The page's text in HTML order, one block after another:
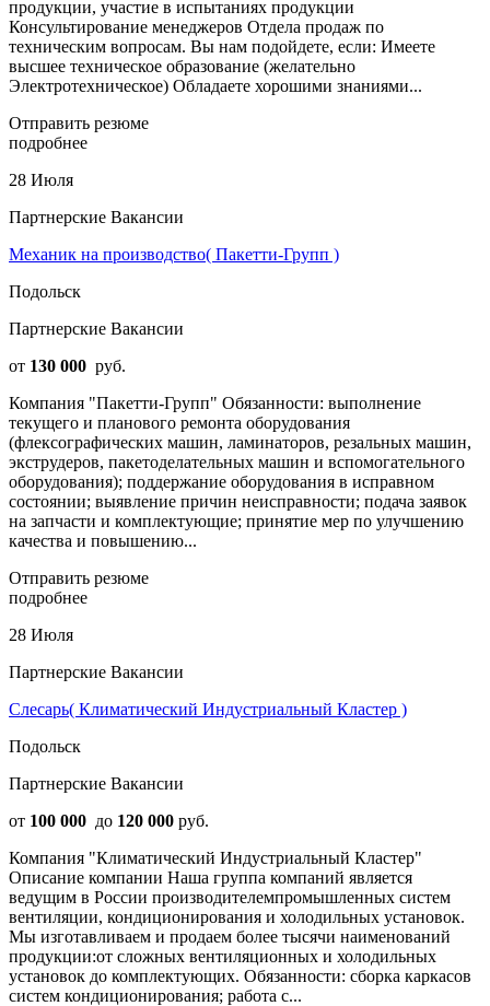
продукции, участие в испытаниях продукции
Консультирование менеджеров Отдела продаж по
техническим вопросам. Вы нам подойдете, если: Имеете
высшее техническое образование (желательно
Электротехническое) Обладаете хорошими знаниями...
Отправить резюме
подробнее
28 Июля
Партнерские Вакансии
Механик на производство( Пакетти-Групп )
Подольск
Партнерские Вакансии
от 130 000 руб.
Компания "Пакетти-Групп" Обязанности: выполнение
текущего и планового ремонта оборудования
(флексографических машин, ламинаторов, резальных машин,
экструдеров, пакетоделательных машин и вспомогательного
оборудования); поддержание оборудования в исправном
состоянии; выявление причин неисправности; подача заявок
на запчасти и комплектующие; принятие мер по улучшению
качества и повышению...
Отправить резюме
подробнее
28 Июля
Партнерские Вакансии
Слесарь( Климатический Индустриальный Кластер )
Подольск
Партнерские Вакансии
от 100 000 до 120 000 руб.
Компания "Климатический Индустриальный Кластер"
Описание компании Наша группа компаний является
ведущим в России производителемпромышленных систем
вентиляции, кондиционирования и холодильных установок.
Мы изготавливаем и продаем более тысячи наименований
продукции:от сложных вентиляционных и холодильных
установок до комплектующих. Обязанности: сборка каркасов
систем кондиционирования; работа с...